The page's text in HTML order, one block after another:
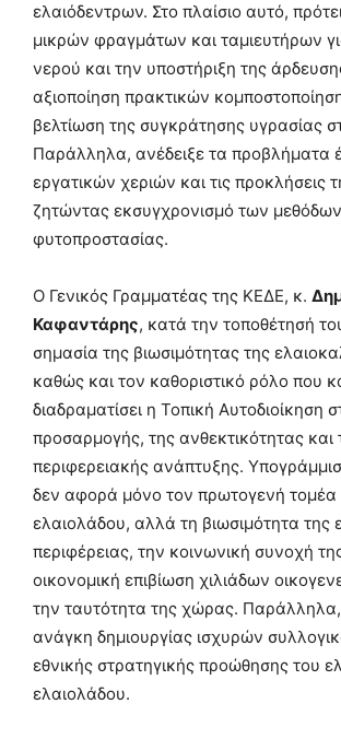
ελαιόδεντρων. Στο πλαίσιο αυτό,
μικρών φραγμάτων και ταμιευτήρων
νερού και την υποστήριξη της
αξιοποίηση πρακτικών
βελτίωση της συγκράτησης υγρασίας
Παράλληλα, ανέδειξε τα προβλήματα
εργατικών χεριών και τις προκλήσεις
ζητώντας εκσυγχρονισμό των μεθόδων
φυτοπροστασίας.
Ο Γενικός Γραμματέας της ΚΕΔΕ, κ.
Καφαντάρης, κατά την τοποθέτησή
σημασία της βιωσιμότητας της
καθώς και τον καθοριστικό ρόλο που
διαδραματίσει η Τοπική Αυτοδιοίκηση
προσαρμογής, της ανθεκτικότητας και
περιφερειακής ανάπτυξης.
δεν αφορά μόνο τον πρωτογενή
ελαιολάδου, αλλά τη βιωσιμότητα της
περιφέρειας, την κοινωνική συνοχή
οικονομική επιβίωση χιλιάδων
την ταυτότητα της χώρας.
ανάγκη δημιουργίας ισχυρών
εθνικής στρατηγικής προώθησης του
ελαιολάδου.